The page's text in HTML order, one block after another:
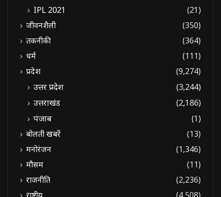
IPL 2021 (21)
जीवनशैली
(350)
तकनीकी
(364)
धर्म
(111)
प्रदेश
(9,274)
उत्तर प्रदेश
(3,244)
उत्तराखंड
(2,186)
पंजाब
(1)
बोलती खबरें
(13)
मनोरंजन
(1,346)
मौसम
(11)
राजनीति
(2,236)
राष्ट्रीय
(4,508)